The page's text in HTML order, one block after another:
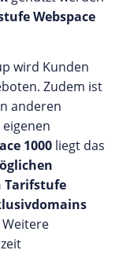
Webspace
wird Kunden
Zudem ist
anderen
1000 liegt das
Tarifstufe
Weitere